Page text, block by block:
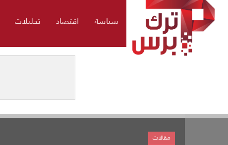
سياسة اقتصاد تحليلات
مقالات